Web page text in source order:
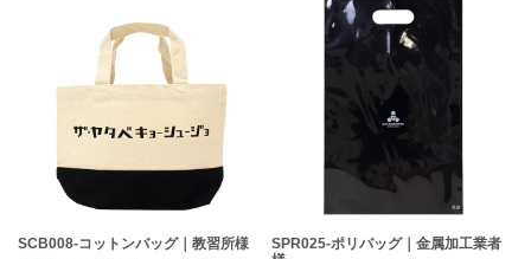
SCB008-コットンバッグ｜教習所様
SPR025-ポリバッグ｜金属加工業者